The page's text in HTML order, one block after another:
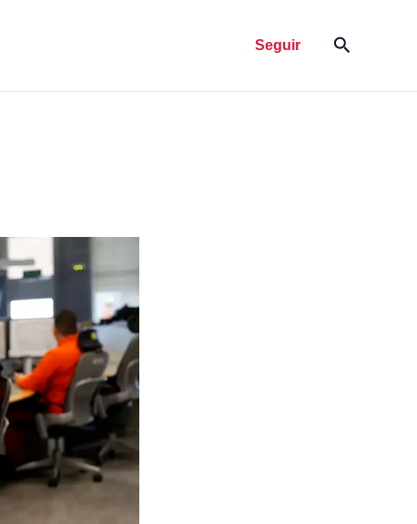
Seguir Pesquisar